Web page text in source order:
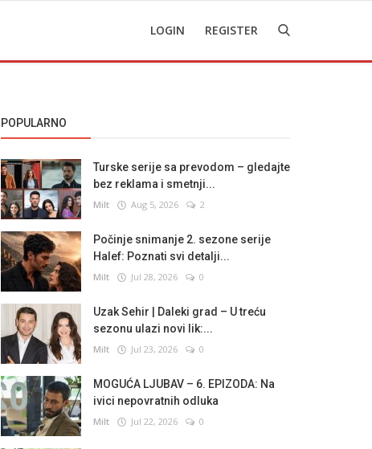
LOGIN REGISTER
POPULARNO
Turske serije sa prevodom – gledajte
bez reklama i smetnji...
Milt Aug 5, 2026 2
Počinje snimanje 2. sezone serije
Halef: Poznati svi detalji...
Milt Jul 28, 2026 0
Uzak Sehir | Daleki grad – U treću
sezonu ulazi novi lik:...
Milt Jul 23, 2026 0
MOGUĆA LJUBAV – 6. EPIZODA: Na
ivici nepovratnih odluka
Milt Jul 22, 2026 0